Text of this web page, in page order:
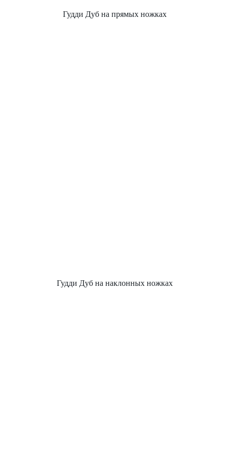
Гудди Дуб на прямых ножках
Гудди Дуб на наклонных ножках